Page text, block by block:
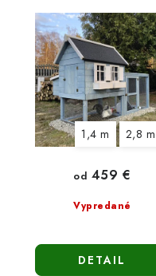
1,4 m 2,8 m
Vypredané
od 459 €
DETAIL